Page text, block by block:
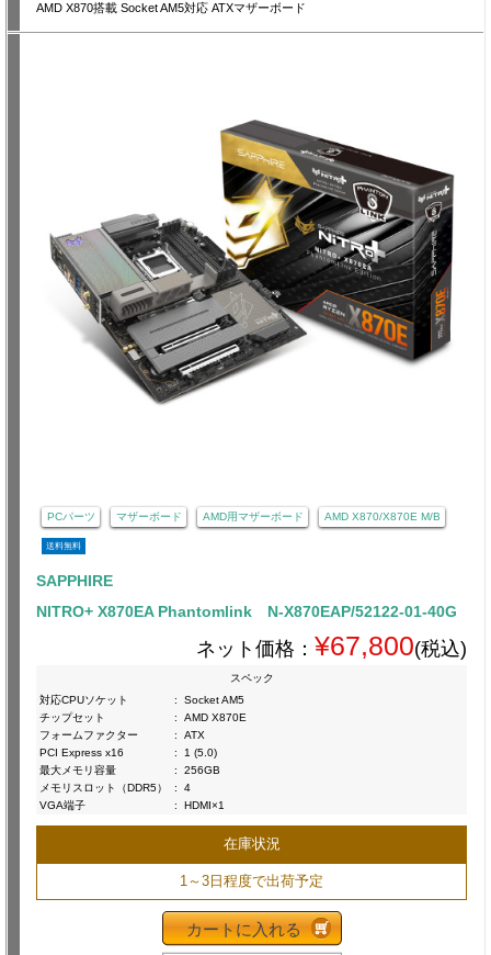
AMD X870搭載 Socket AM5対応 ATXマザーボード
PCパーツ マザーボード AMD用マザーボード AMD X870/X870E M/B
送料無料
SAPPHIRE
NITRO+ X870EA Phantomlink N-X870EAP/52122-01-40G
ネット価格： ¥67,800(税込)
スペック
対応CPUソケット
:
Socket AM5
チップセット
:
AMD X870E
フォームファクター
:
ATX
PCI Express x16
:
1 (5.0)
最大メモリ容量
:
256GB
メモリスロット（DDR5）
:
4
VGA端子
: HDMI×1
在庫状況
1～3日程度で出荷予定
カートに入れる